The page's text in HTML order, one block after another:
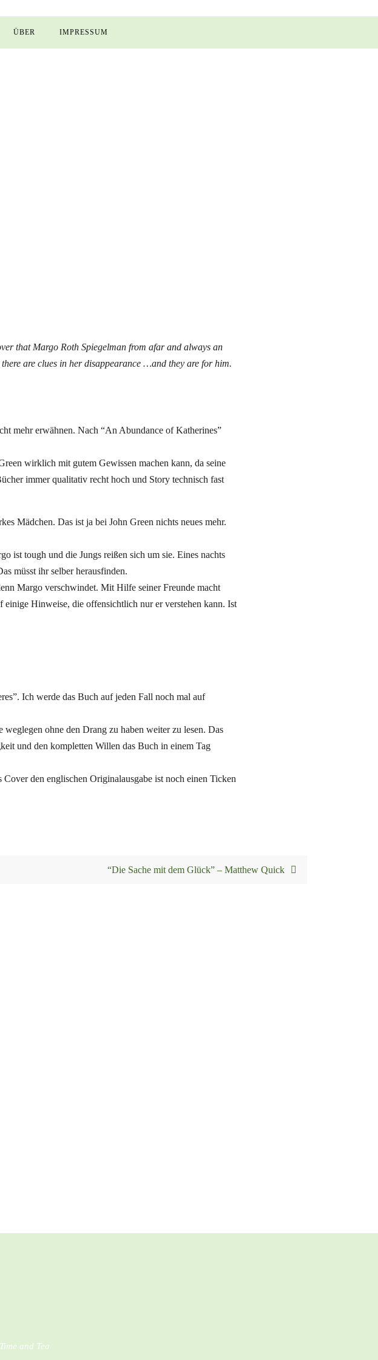
ÜBER IMPRESSUM
that Margo Roth Spiegelman from afar and always an
are clues in her disappearance …and they are for him.
mehr erwähnen. Nach “An Abundance of Katherines”
wirklich mit gutem Gewissen machen kann, da seine
immer qualitativ recht hoch und Story technisch fast
Mädchen. Das ist ja bei John Green nichts neues mehr.
ist tough und die Jungs reißen sich um sie. Eines nachts
müsst ihr selber herausfinden.
Margo verschwindet. Mit Hilfe seiner Freunde macht
Hinweise, die offensichtlich nur er verstehen kann. Ist
Ich werde das Buch auf jeden Fall noch mal auf
ohne den Drang zu haben weiter zu lesen. Das
und den kompletten Willen das Buch in einem Tag
den englischen Originalausgabe ist noch einen Ticken
“Die Sache mit dem Glück” – Matthew Quick
and Tea